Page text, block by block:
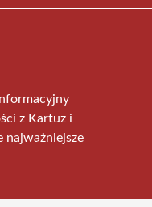
z Kartuz i
najważniejsze